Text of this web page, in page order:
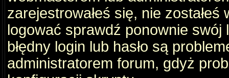
zarejestrowałeś się, nie
logować sprawdź ponownie swój
błędny login lub hasło są
administratorem forum, gdyż